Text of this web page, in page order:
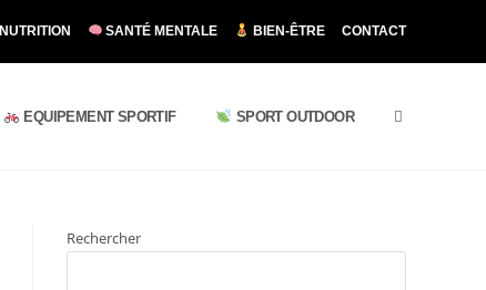
NUTRITION SANTÉ MENTALE BIEN-ÊTRE CONTACT
EQUIPEMENT SPORTIF SPORT OUTDOOR
Rechercher